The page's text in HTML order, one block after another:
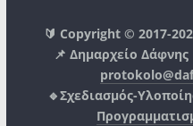
🔰 Copyright © 2017-
📌 Δημαρχείο
🔹Σχεδιασμός-